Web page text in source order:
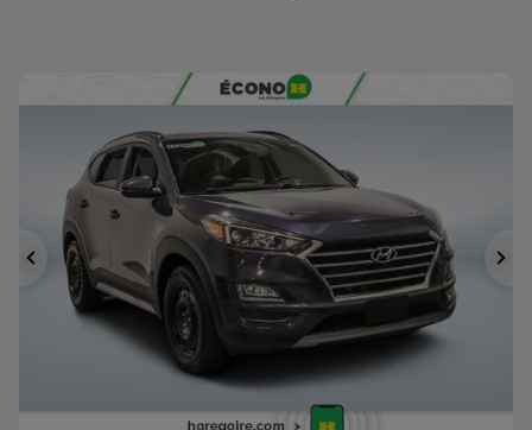
Précédent